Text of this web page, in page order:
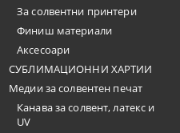
За солвентни принтери
Финиш материали
Аксесоари
СУБЛИМАЦИОННИ ХАРТИИ
Медии за солвентен печат
Канава за солвент, латекс и
UV